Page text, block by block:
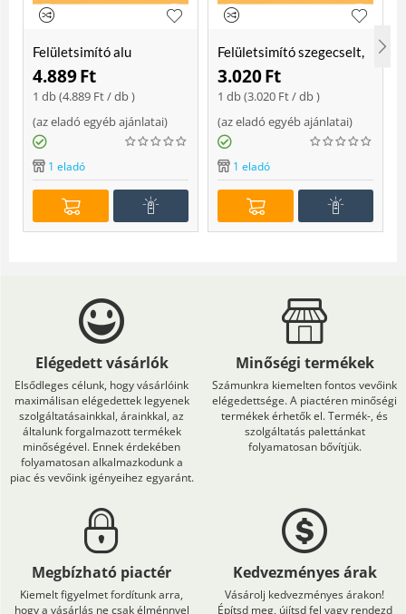
Felületsimító alu
erősített, rome 400 mm
Soft
4.889Ft
1 db (4.889 Ft/ db )
(az eladó egyéb ajánlatai)
1 eladó
Felületsimító szegecselt,
rome 400mm
3.020Ft
1 db (3.020 Ft/ db )
(az eladó egyéb ajánlatai)
1 eladó
Elégedett vásárlók
Elsődleges célunk, hogy vásárlóink
maximálisan elégedettek legyenek
szolgáltatásainkkal, árainkkal, az
általunk forgalmazott termékek
minőségével. Ennek érdekében
folyamatosan alkalmazkodunk a
piac és vevőink igényeihez egyaránt.
Minőségi termékek
Számunkra kiemelten fontos vevőink
elégedettsége. A piactéren minőségi
termékek érhetők el. Termék-, és
szolgáltatás palettánkat
folyamatosan bővítjük.
Megbízható piactér
Kiemelt figyelmet fordítunk arra,
hogy a vásárlás ne csak élménnyel
Kedvezményes árak
Vásárolj kedvezményes árakon!
Építsd meg, újítsd fel vagy rendezd